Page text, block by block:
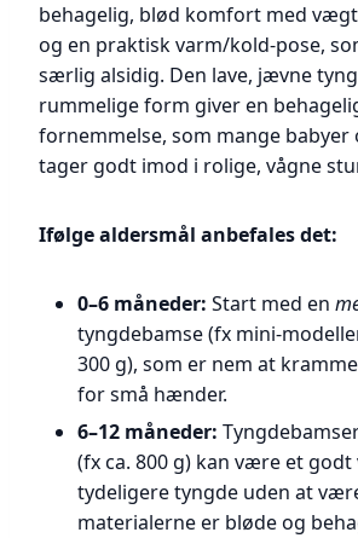
behagelig, blød komfort med
og en praktisk varm/kold-pose,
særlig alsidig. Den lave, jævne
rummelige form giver en
fornemmelse, som mange babyer
tager godt imod i rolige, vågne
Ifølge aldersmål anbefales det:
0–6 måneder: Start med en
tyngdebamse (fx mini-
300 g), som er nem at
for små hænder.
6–12 måneder:
(fx ca. 800 g) kan være et godt
tydeligere tyngde uden at
materialerne er bløde og